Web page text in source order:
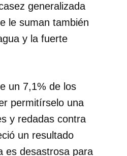
generalizada
le suman también
y la fuerte
un 7,1% de los
permitírselo una
y redadas contra
un resultado
es desastrosa para